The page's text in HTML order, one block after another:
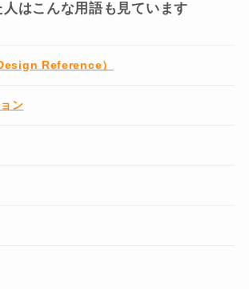
はこんな用語も見ています
Reference）
ン